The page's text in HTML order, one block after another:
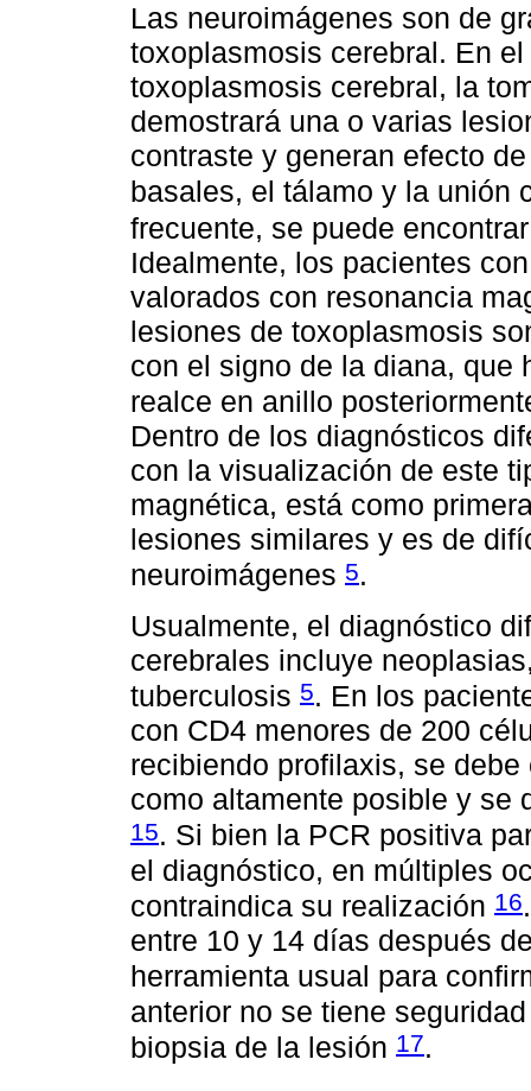
Las neuroimágenes son de
toxoplasmosis cerebral. En
toxoplasmosis cerebral, la
demostrará una o varias
contraste y generan efecto
basales, el tálamo y la unión
frecuente, se puede
Idealmente, los pacientes
valorados con resonancia
lesiones de toxoplasmosis
con el signo de la diana, que
realce en anillo
Dentro de los diagnósticos
con la visualización de este
magnética, está como
lesiones similares y es de
neuroimágenes 5.
Usualmente, el diagnóstico
cerebrales incluye
tuberculosis 5. En los
con CD4 menores de 200
recibiendo profilaxis, se
como altamente posible y se
15. Si bien la PCR positiva
el diagnóstico, en múltiples
contraindica su realización 16
entre 10 y 14 días después
herramienta usual para
anterior no se tiene
biopsia de la lesión 17.